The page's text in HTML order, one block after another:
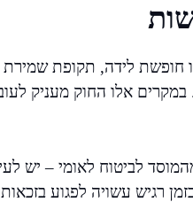
לידה, תקופת שמירת
אלו החוק מעניק
לביטוח לאומי – יש
רגיש עשויה לפגוע